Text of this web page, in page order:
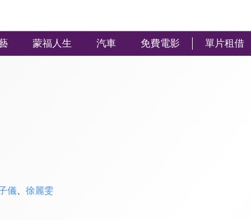
蒙福人生 汽車 免費電影 單片租借
儀、 徐麗雯